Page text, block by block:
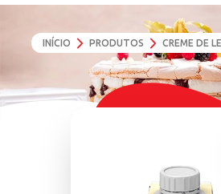
INÍCIO PRODUTOS